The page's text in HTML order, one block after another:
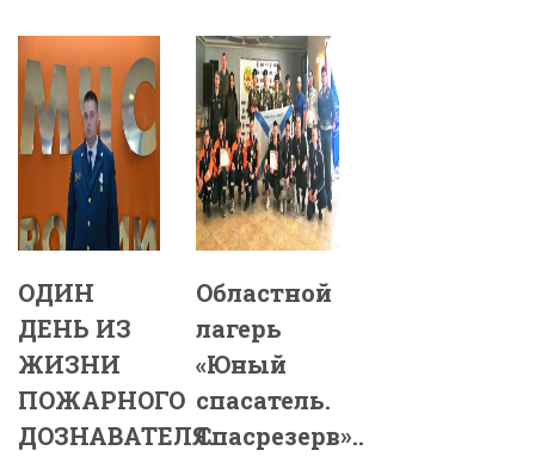
ОДИН
ДЕНЬ ИЗ
ЖИЗНИ
ПОЖАРНОГО
ДОЗНАВАТЕЛЯ..
Областной
лагерь
«Юный
спасатель.
Спасрезерв»..